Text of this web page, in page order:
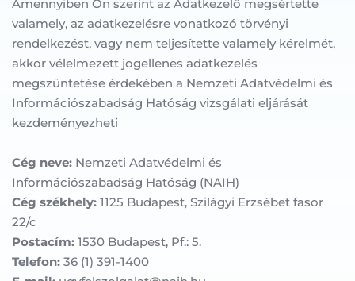
Amennyiben Ön szerint az Adatkezelő megsértette
valamely, az adatkezelésre vonatkozó törvényi
rendelkezést, vagy nem teljesítette valamely kérelmét,
akkor vélelmezett jogellenes adatkezelés
megszüntetése érdekében a Nemzeti Adatvédelmi és
Információszabadság Hatóság vizsgálati eljárását
kezdeményezheti
Cég neve: Nemzeti Adatvédelmi és
Információszabadság Hatóság (NAIH)
Cég székhely: 1125 Budapest, Szilágyi Erzsébet fasor
22/c
Postacím: 1530 Budapest, Pf.: 5.
Telefon: 36 (1) 391-1400